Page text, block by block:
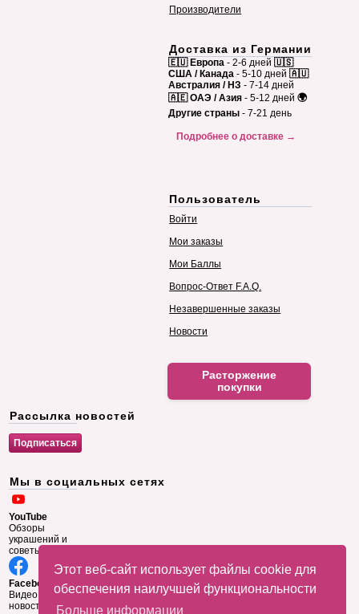
Этот веб-сайт использует файлы cookie для
обеспечения наилучшей функциональности
Больше информации
Производители
Доставка из Германии
🇪🇺 Европа - 2-6 дней 🇺🇸
США / Канада - 5-10 дней 🇦🇺
Австралия / НЗ - 7-14 дней
🇦🇪 ОАЭ / Азия - 5-12 дней 🌍
Другие страны - 7-21 день
Подробнее о доставке →
Пользователь
Войти
Мои заказы
Мои Баллы
Вопрос-Ответ F.A.Q.
Незавершенные заказы
Новости
Расторжение
покупки
Рассылка новостей
Мы в социальных сетях
YouTube
Обзоры
украшений и
советы
Facebook
Видео и
новости